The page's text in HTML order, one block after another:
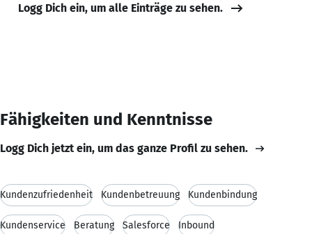
Logg Dich ein, um alle Einträge zu sehen.
Fähigkeiten und Kenntnisse
Logg Dich jetzt ein, um das ganze Profil zu sehen.
Kundenzufriedenheit Kundenbetreuung Kundenbindung
Kundenservice Beratung Salesforce Inbound